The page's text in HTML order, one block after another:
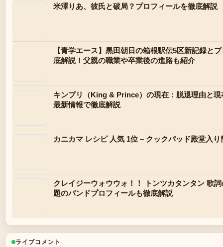
米澤りあ、彼氏と破局？プロフィールを徹底解説
【青学エース】黒田朝日の箱根駅伝5区新記録と
底解説！父親の職業や卒業後の進路も紹介
キンプリ（King & Prince）の現在：脱退理由と
最新情報で徹底解説
カニカマ レシピ 人気 1位 – クックパッド殿堂入り
クレイジーウォウウォ！！ トンツカタンタン 歌
題のバンドプロフィールも徹底解説
ライブコメント